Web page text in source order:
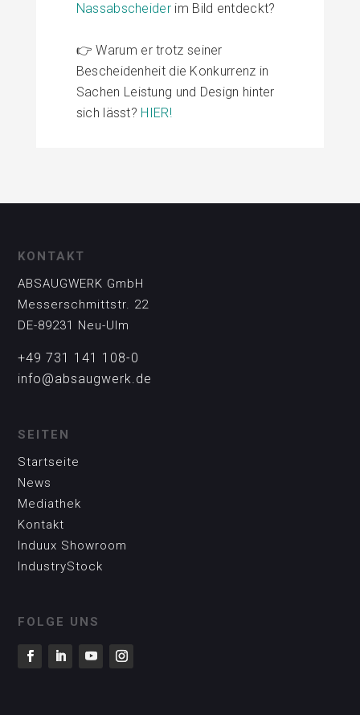
Nassabscheider im Bild entdeckt?
👉 Warum er trotz seiner
Bescheidenheit die Konkurrenz in
Sachen Leistung und Design hinter
sich lässt? HIER!
KONTAKT
ABSAUGWERK GmbH
Messerschmittstr. 22
DE-89231 Neu-Ulm
+49 731 141 108-0
info@absaugwerk.de
SEITEN
Startseite
News
Mediathek
Kontakt
Induux Showroom
IndustryStock
FOLGE UNS